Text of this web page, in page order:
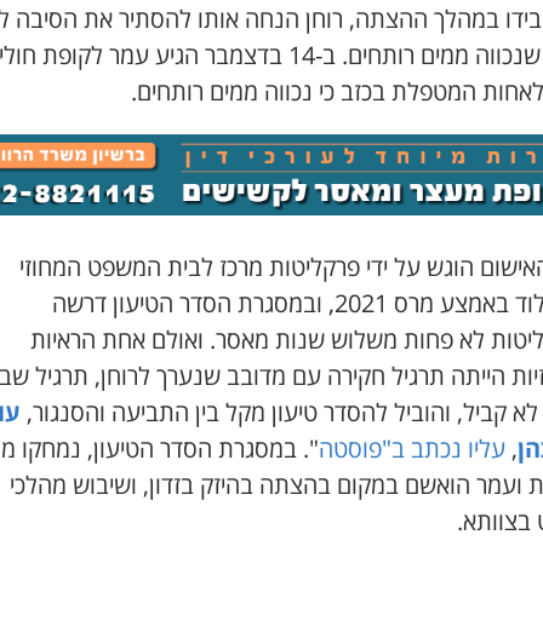
בידו במהלך ההצתה, רוחן הנחה אותו להסתיר את הסיבה
ולומר שנכווה ממים רותחים. ב-14 בדצמבר הגיע עמר לקופת
המטפלת בכזב כי נכווה ממים רותחים.
הוגש על ידי פרקליטות מרכז לבית המשפט המחוזי
מרכז-לוד באמצע מרס 2021, ובמסגרת הסדר הטיעון דרשה
לא פחות משלוש שנות מאסר. ואולם אחת הראיות
הייתה תרגיל חקירה עם מדובב שנערך לרוחן, תרגיל
לא קביל, והוביל להסדר טיעון מקל בין התביעה והסנגור,
,עליו נכתב ב"פוסטה". במסגרת הסדר הטיעון, נמחקו
ועמר הואשם במקום בהצתה בהיזק בזדון, ושיבוש מהלכי